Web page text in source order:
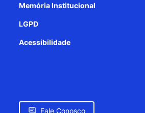
Memória Institucional
LGPD
Acessibilidade
Fale Conosco